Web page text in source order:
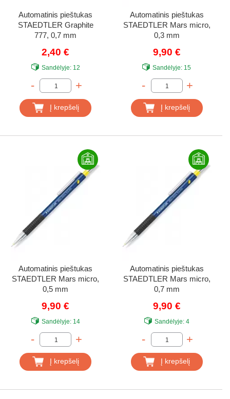
Automatinis pieštukas
STAEDTLER Graphite
777, 0,7 mm
2,40 €
Sandėlyje:12
- +
Į krepšelį
Automatinis pieštukas
STAEDTLER Mars micro,
0,3 mm
9,90 €
Sandėlyje: 15
- +
Į krepšelį
Automatinis pieštukas
STAEDTLER Mars micro,
0,5 mm
9,90 €
Sandėlyje:14
- +
Į krepšelį
Automatinis pieštukas
STAEDTLER Mars micro,
0,7 mm
9,90 €
Sandėlyje:4
- +
Į krepšelį